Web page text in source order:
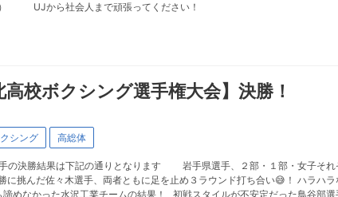
） UJから社会人まで頑張ってください！
高校ボクシング選手権大会】決勝！
シング 高総体
の決勝結果は下記の通りとなります 岩手県選手、２部・１部・女子そ
挑んだ佐々木選手、両者ともに足を止め３ラウンド打ち合い😅！ ハラハ
諦めなかった水沢工業チームの結果！ 初戦スタイルが不安定だった鳥谷部